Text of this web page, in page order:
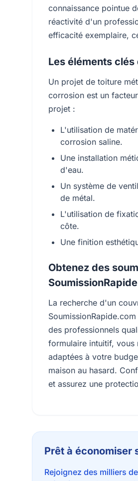
connaissance pointue
réactivité d'un
efficacité exemplaire,
Les éléments
Un projet de toiture
corrosion est un
projet :
L'utilisation de
corrosion saline.
Une installation
d'eau.
Un système de
de métal.
L'utilisation de
côte.
Une finition
Obtenez des
La recherche d'un
des professionnels
formulaire intuitif, vous
adaptées à votre
maison au hasard.
et assurez une
Prêt à économiser
Rejoignez des milliers